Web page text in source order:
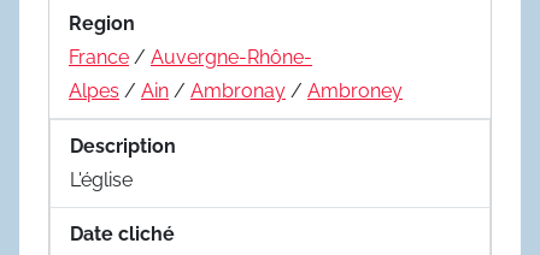
Region
France / Auvergne-Rhône-
Alpes / Ain / Ambronay / Ambroney
Description
L'église
Date cliché